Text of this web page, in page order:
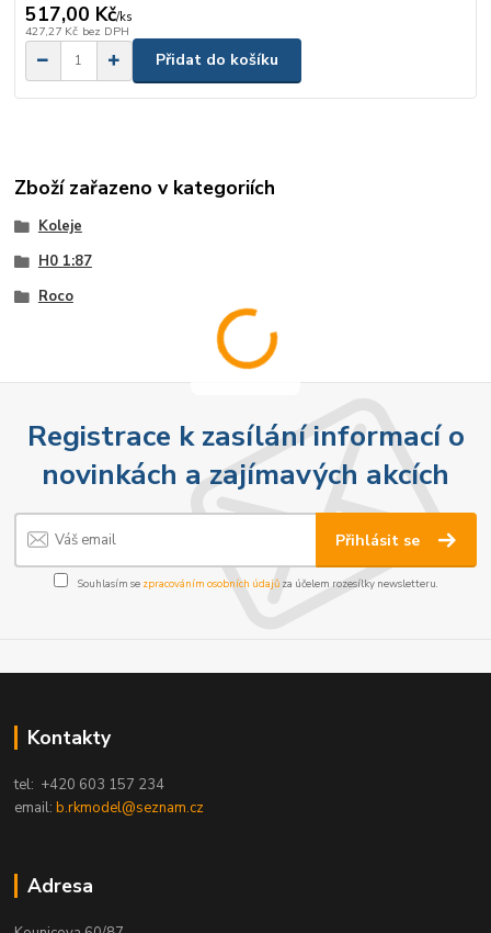
517,00 Kč/ks
427,27 Kč bez DPH
Přidat do košíku
Zboží zařazeno v kategoriích
Koleje
H0 1:87
Roco
Registrace k zasílání informací o
novinkách a zajímavých akcích
Přihlásit se
Souhlasím se zpracováním osobních údajůza účelem rozesílky newsletteru.
Kontakty
tel: +420 603 157 234
email:b.rkmodel@seznam.cz
Adresa